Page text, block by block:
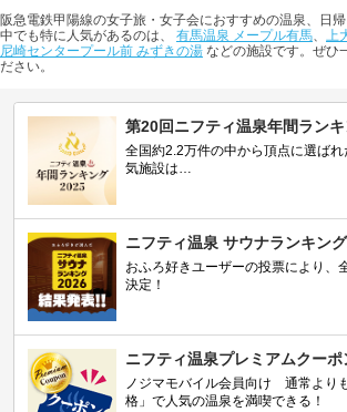
阪急電鉄甲陽線の女子旅・女子会におすすめの温泉、日
中でも特に人気があるのは、 有馬温泉 メープル有馬、 上
尼崎センタープール前 みずきの湯 などの施設です。ぜひ
ださい。
第20回ニフティ温泉年間ラン
全国約2.2万件の中から頂点に選ば
気施設は…
ニフティ温泉 サウナランキン
おふろ好きユーザーの投票により、
決定！
ニフティ温泉プレミアムクーポ
ノジマモバイル会員向け 通常より
格」で人気の温泉を満喫できる！